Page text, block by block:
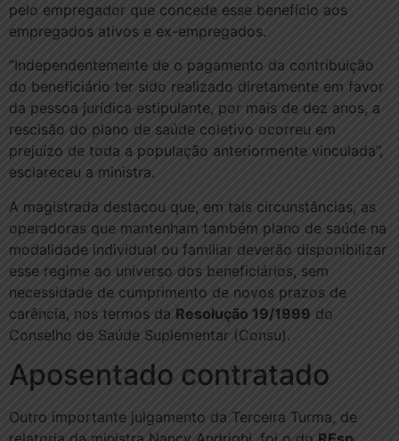
pelo empregador que concede esse benefício aos
empregados ativos e ex-empregados.
“Independentemente de o pagamento da contribuição
do beneficiário ter sido realizado diretamente em favor
da pessoa jurídica estipulante, por mais de dez anos, a
rescisão do plano de saúde coletivo ocorreu em
prejuízo de toda a população anteriormente vinculada”,
esclareceu a ministra.
A magistrada destacou que, em tais circunstâncias, as
operadoras que mantenham também plano de saúde na
modalidade individual ou familiar deverão disponibilizar
esse regime ao universo dos beneficiários, sem
necessidade de cumprimento de novos prazos de
carência, nos termos da Resolução 19/1999 do
Conselho de Saúde Suplementar (Consu).
Aposentado c​​​ontratado
Outro importante julgamento da Terceira Turma, de